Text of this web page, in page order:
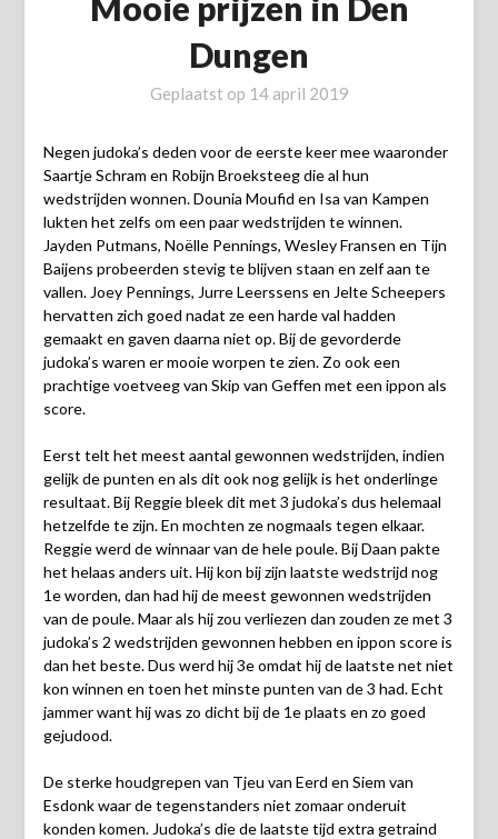
Dungen
Geplaatst op 14 april 2019
Negen judoka’s deden voor de eerste keer mee waaronder
Saartje Schram en Robijn Broeksteeg die al hun
wedstrijden wonnen. Dounia Moufid en Isa van Kampen
lukten het zelfs om een paar wedstrijden te winnen.
Jayden Putmans, Noëlle Pennings, Wesley Fransen en Tijn
Baijens probeerden stevig te blijven staan en zelf aan te
vallen. Joey Pennings, Jurre Leerssens en Jelte Scheepers
hervatten zich goed nadat ze een harde val hadden
gemaakt en gaven daarna niet op. Bij de gevorderde
judoka’s waren er mooie worpen te zien. Zo ook een
prachtige voetveeg van Skip van Geffen met een ippon als
score.
Eerst telt het meest aantal gewonnen wedstrijden, indien
gelijk de punten en als dit ook nog gelijk is het onderlinge
resultaat. Bij Reggie bleek dit met 3 judoka’s dus helemaal
hetzelfde te zijn. En mochten ze nogmaals tegen elkaar.
Reggie werd de winnaar van de hele poule. Bij Daan pakte
het helaas anders uit. Hij kon bij zijn laatste wedstrijd nog
1e worden, dan had hij de meest gewonnen wedstrijden
van de poule. Maar als hij zou verliezen dan zouden ze met 3
judoka’s 2 wedstrijden gewonnen hebben en ippon score is
dan het beste. Dus werd hij 3e omdat hij de laatste net niet
kon winnen en toen het minste punten van de 3 had. Echt
jammer want hij was zo dicht bij de 1e plaats en zo goed
gejudood.
De sterke houdgrepen van Tjeu van Eerd en Siem van
Esdonk waar de tegenstanders niet zomaar onderuit
konden komen. Judoka’s die de laatste tijd extra getraind